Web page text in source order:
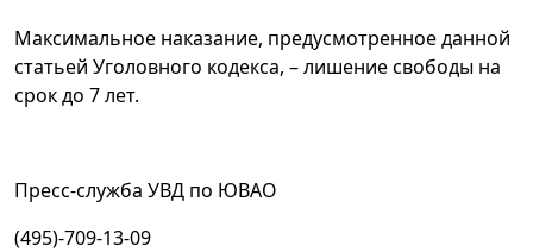
Максимальное наказание, предусмотренное данной
статьей Уголовного кодекса, – лишение свободы на
срок до 7 лет.
Пресс-служба УВД по ЮВАО
(495)-709-13-09